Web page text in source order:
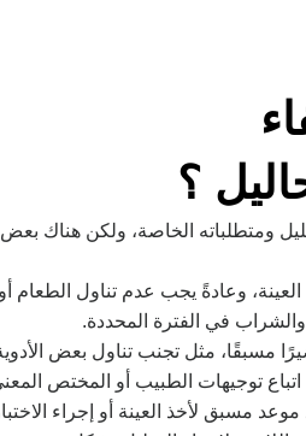
؟
ومتطلباته الخاصة، ولكن هناك
وعادةً يجب عدم تناول
والشراب في الفترة المحددة.
مسبقًا، مثل تجنب تناول بعض
توجيهات الطبيب أو المختص المعني
مسبق لأخذ العينة أو إجراء